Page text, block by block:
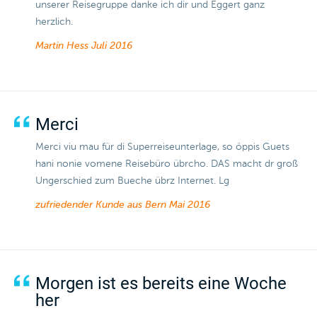
unserer Reisegruppe danke ich dir und Eggert ganz
herzlich.
Martin Hess Juli 2016
Merci
Merci viu mau für di Superreiseunterlage, so öppis Guets
hani nonie vomene Reisebüro übrcho. DAS macht dr groß
Ungerschied zum Bueche übrz Internet. Lg
zufriedender Kunde aus Bern Mai 2016
Morgen ist es bereits eine Woche
her